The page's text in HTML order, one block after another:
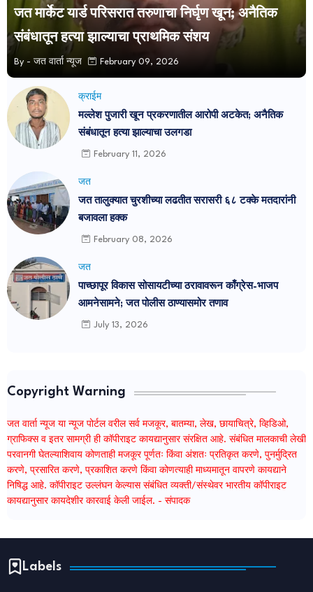
जत मार्केट यार्ड परिसरात तरुणाचा निर्घृण खून; अनैतिक
संबंधातून हत्या झाल्याचा प्राथमिक संशय
By - जत वार्ता न्यूज February 09, 2026
क्राईम
मल्लेश पुजारी खून प्रकरणातील आरोपी अटकेत; अनैतिक
संबंधातून हत्या झाल्याचा उलगडा
February 11, 2026
जत
जत तालुक्यात चुरशीच्या लढतीत सरासरी ६८ टक्के मतदारांनी
बजावला हक्क
February 08, 2026
जत
पाच्छापूर विकास सोसायटीच्या ठरावावरून काँग्रेस-भाजप
आमनेसामने; जत पोलीस ठाण्यासमोर तणाव
July 13, 2026
Copyright Warning
जत वार्ता न्यूज या न्यूज पोर्टल वरील सर्व मजकूर, बातम्या, लेख, छायाचित्रे, व्हिडिओ,
ग्राफिक्स व इतर सामग्री ही कॉपीराइट कायद्यानुसार संरक्षित आहे. संबंधित मालकाची लेखी
परवानगी घेतल्याशिवाय कोणताही मजकूर पूर्णतः किंवा अंशतः प्रतिकृत करणे, पुनर्मुद्रित
करणे, प्रसारित करणे, प्रकाशित करणे किंवा कोणत्याही माध्यमातून वापरणे कायद्याने
निषिद्ध आहे. कॉपीराइट उल्लंघन केल्यास संबंधित व्यक्ती/संस्थेवर भारतीय कॉपीराइट
कायद्यानुसार कायदेशीर कारवाई केली जाईल. - संपादक
Labels